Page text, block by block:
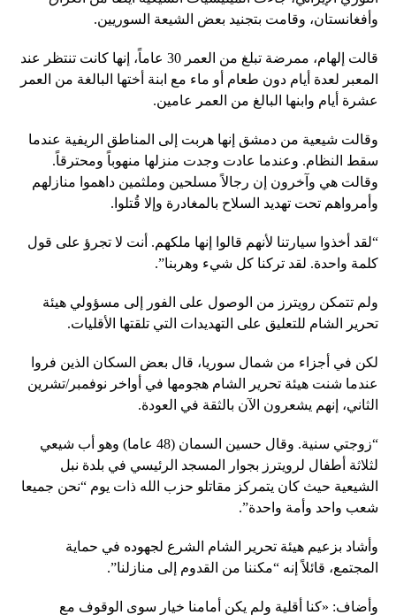
وأفغانستان، وقامت بتجنيد بعض الشيعة السوريين.
قالت إلهام، ممرضة تبلغ من العمر 30 عاماً، إنها كانت تنتظر عند
المعبر لعدة أيام دون طعام أو ماء مع ابنة أختها البالغة من العمر
عشرة أيام وابنها البالغ من العمر عامين.
وقالت شيعية من دمشق إنها هربت إلى المناطق الريفية عندما
سقط النظام. وعندما عادت وجدت منزلها منهوباً ومحترقاً.
وقالت هي وآخرون إن رجالاً مسلحين وملثمين داهموا منازلهم
وأمرواهم تحت تهديد السلاح بالمغادرة وإلا قُتلوا.
“لقد أخذوا سيارتنا لأنهم قالوا إنها ملكهم. أنت لا تجرؤ على قول
كلمة واحدة. لقد تركنا كل شيء وهربنا”.
ولم تتمكن رويترز من الوصول على الفور إلى مسؤولي هيئة
تحرير الشام للتعليق على التهديدات التي تلقتها الأقليات.
لكن في أجزاء من شمال سوريا، قال بعض السكان الذين فروا
عندما شنت هيئة تحرير الشام هجومها في أواخر نوفمبر/تشرين
الثاني، إنهم يشعرون الآن بالثقة في العودة.
“زوجتي سنية. وقال حسين السمان (48 عاما) وهو أب شيعي
لثلاثة أطفال لرويترز بجوار المسجد الرئيسي في بلدة نبل
الشيعية حيث كان يتمركز مقاتلو حزب الله ذات يوم “نحن جميعا
شعب واحد وأمة واحدة”.
وأشاد بزعيم هيئة تحرير الشام الشرع لجهوده في حماية
المجتمع، قائلاً إنه “مكننا من القدوم إلى منازلنا”.
وأضاف: «كنا أقلية ولم يكن أمامنا خيار سوى الوقوف مع